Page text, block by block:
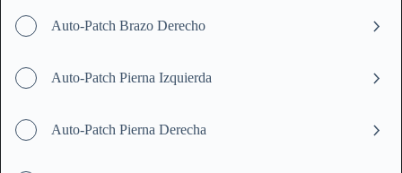
Auto-Patch Brazo Derecho
Auto-Patch Pierna Izquierda
Auto-Patch Pierna Derecha